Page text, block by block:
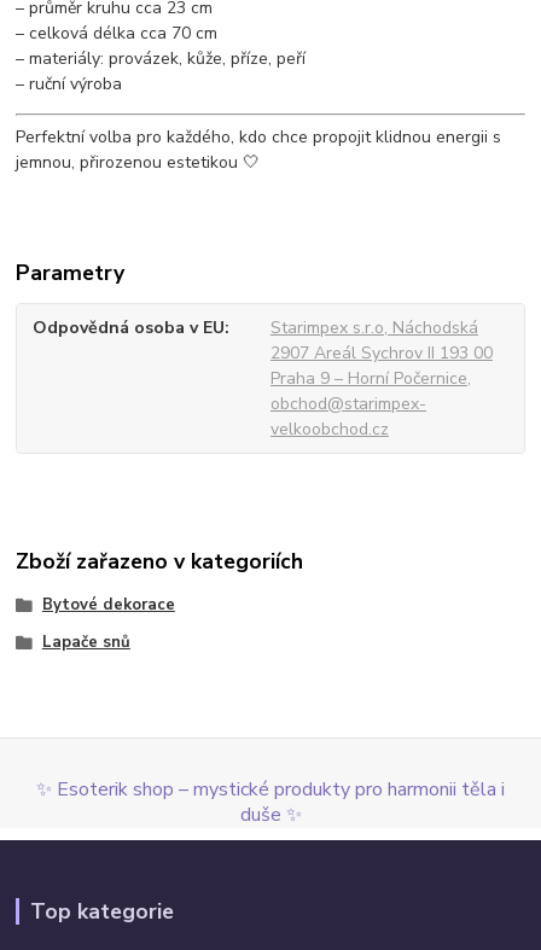
– průměr kruhu cca 23 cm
– celková délka cca 70 cm
– materiály: provázek, kůže, příze, peří
– ruční výroba
Perfektní volba pro každého, kdo chce propojit klidnou energii s
jemnou, přirozenou estetikou 🤍
Parametry
Odpovědná osoba v EU
Starimpex s.r.o, Náchodská
2907 Areál Sychrov II 193 00
Praha 9 – Horní Počernice,
obchod@starimpex-
velkoobchod.cz
Zboží zařazeno v kategoriích
Bytové dekorace
Lapače snů
✨ Esoterik shop – mystické produkty pro harmonii těla i
duše ✨
Top kategorie